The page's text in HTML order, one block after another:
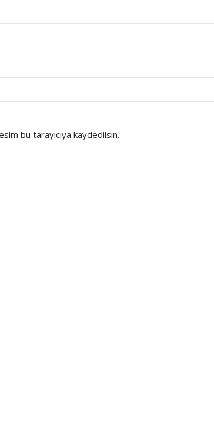
bu tarayıcıya kaydedilsin.